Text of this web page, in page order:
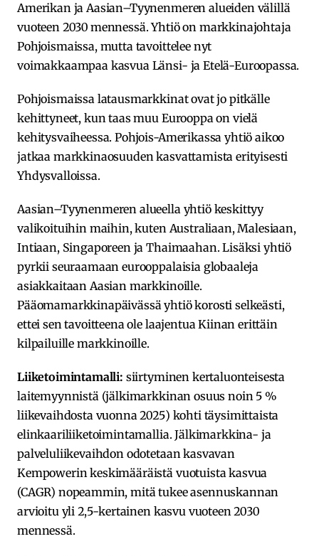
Amerikan ja Aasian–Tyynenmeren alueiden välillä
vuoteen 2030 mennessä. Yhtiö on markkinajohtaja
Pohjoismaissa, mutta tavoittelee nyt
voimakkaampaa kasvua Länsi- ja Etelä-Euroopassa.
Pohjoismaissa latausmarkkinat ovat jo pitkälle
kehittyneet, kun taas muu Eurooppa on vielä
kehitysvaiheessa. Pohjois-Amerikassa yhtiö aikoo
jatkaa markkinaosuuden kasvattamista erityisesti
Yhdysvalloissa.
Aasian–Tyynenmeren alueella yhtiö keskittyy
valikoituihin maihin, kuten Australiaan, Malesiaan,
Intiaan, Singaporeen ja Thaimaahan. Lisäksi yhtiö
pyrkii seuraamaan eurooppalaisia globaaleja
asiakkaitaan Aasian markkinoille.
Pääomamarkkinapäivässä yhtiö korosti selkeästi,
ettei sen tavoitteena ole laajentua Kiinan erittäin
kilpailuille markkinoille.
Liiketoimintamalli: siirtyminen kertaluonteisesta
laitemyynnistä (jälkimarkkinan osuus noin 5 %
liikevaihdosta vuonna 2025) kohti täysimittaista
elinkaariliiketoimintamallia. Jälkimarkkina- ja
palveluliikevaihdon odotetaan kasvavan
Kempowerin keskimääräistä vuotuista kasvua
(CAGR) nopeammin, mitä tukee asennuskannan
arvioitu yli 2,5-kertainen kasvu vuoteen 2030
mennessä.